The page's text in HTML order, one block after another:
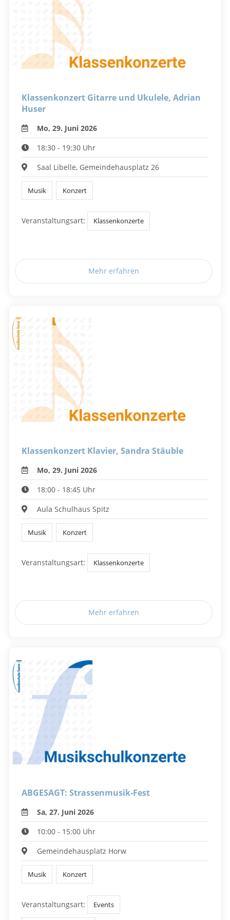
Klassenkonzert Gitarre und Ukulele, Adrian
Huser
Mo, 29. Juni 2026
18:30 - 19:30 Uhr
Saal Libelle, Gemeindehausplatz 26
Musik Konzert
Veranstaltungsart: Klassenkonzerte
Mehr erfahren
Klassenkonzert Klavier, Sandra Stäuble
Mo, 29. Juni 2026
18:00 - 18:45 Uhr
Aula Schulhaus Spitz
Musik Konzert
Veranstaltungsart: Klassenkonzerte
Mehr erfahren
ABGESAGT: Strassenmusik-Fest
Sa, 27. Juni 2026
10:00 - 15:00 Uhr
Gemeindehausplatz Horw
Musik Konzert
Veranstaltungsart: Events